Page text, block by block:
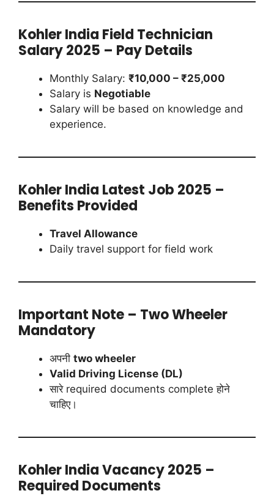
Kohler India Field Technician
Salary 2025 – Pay Details
Monthly Salary: ₹10,000 – ₹25,000
Salary is Negotiable
Salary will be based on knowledge and
experience.
Kohler India Latest Job 2025 –
Benefits Provided
Travel Allowance
Daily travel support for field work
Important Note – Two Wheeler
Mandatory
अपनी two wheeler
Valid Driving License (DL)
सारे required documents complete होने
चाहिए।
Kohler India Vacancy 2025 –
Required Documents